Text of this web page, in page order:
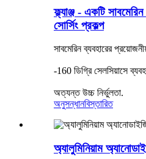
ফ্ল্যাঞ্জ - একটি
সোর্সিং প্রকল্প
সাবমেরিন ব্যবহারের
-160 ডিগ্রি সেলসিয়াসে
অত্যন্ত উচ্চ নির্ভুলতা.
অনুসন্ধানবিস্তারিত
অ্যালুমিনিয়াম